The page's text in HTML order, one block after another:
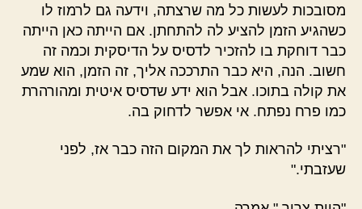
מסובכות לעשות כל מה שרצתה, וידעה גם לרמוז לו
כשהגיע הזמן להציע לה להתחתן. אם הייתה כאן הייתה
כבר דוחקת בו להזכיר לדסיס על הדיסקית וכמה זה
חשוב. הנה, היא כבר התרככה אליך, זה הזמן, הוא שמע
את קולה בתוכו. אבל הוא ידע שדסיס איטית ומהורהרת
כמו פרח נפתח. אי אפשר לדחוק בה.
"רציתי להראות לך את המקום הזה כבר אז, לפני
שעזבתי."